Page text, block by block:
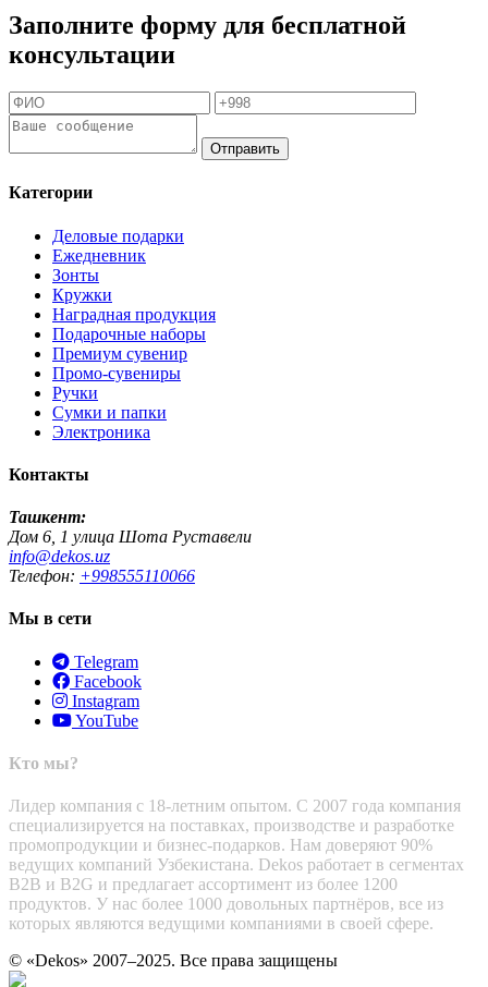
Заполните форму для бесплатной
консультации
Отправить
Категории
Деловые подарки
Ежедневник
Зонты
Кружки
Наградная продукция
Подарочные наборы
Премиум сувенир
Промо-сувениры
Ручки
Сумки и папки
Электроника
Контакты
Ташкент:
Дом 6, 1 улица Шота Руставели
info@dekos.uz
Телефон: +998555110066
Мы в сети
Telegram
Facebook
Instagram
YouTube
Кто мы?
Лидер компания с 18-летним опытом. С 2007 года компания
специализируется на поставках, производстве и разработке
промопродукции и бизнес-подарков. Нам доверяют 90%
ведущих компаний Узбекистана. Dekos работает в сегментах
B2B и B2G и предлагает ассортимент из более 1200
продуктов. У нас более 1000 довольных партнёров, все из
которых являются ведущими компаниями в своей сфере.
© «Dekos» 2007–2025. Все права защищены